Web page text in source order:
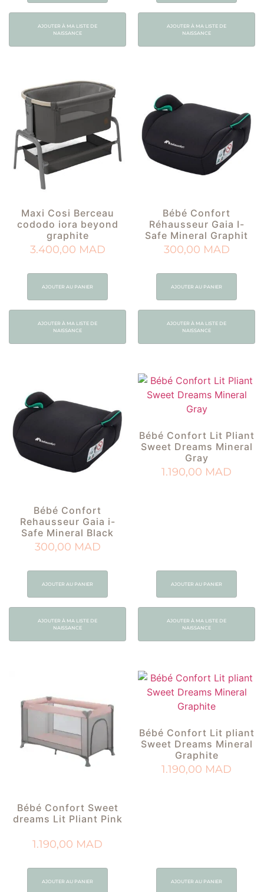
AJOUTER À MA LISTE DE
NAISSANCE
AJOUTER À MA LISTE DE
NAISSANCE
Maxi Cosi Berceau
cododo iora beyond
graphite
3.400,00 MAD
AJOUTER AU PANIER
AJOUTER À MA LISTE DE
NAISSANCE
Bébé Confort
Réhausseur Gaia I-
Safe Mineral Graphit
300,00 MAD
AJOUTER AU PANIER
AJOUTER À MA LISTE DE
NAISSANCE
Bébé Confort
Rehausseur Gaia i-
Safe Mineral Black
300,00 MAD
AJOUTER AU PANIER
AJOUTER À MA LISTE DE
NAISSANCE
Bébé Confort Lit Pliant
Sweet Dreams Mineral
Gray
1.190,00 MAD
AJOUTER AU PANIER
AJOUTER À MA LISTE DE
NAISSANCE
Bébé Confort Sweet
dreams Lit Pliant Pink
1.190,00 MAD
AJOUTER AU PANIER
Bébé Confort Lit pliant
Sweet Dreams Mineral
Graphite
1.190,00 MAD
AJOUTER AU PANIER